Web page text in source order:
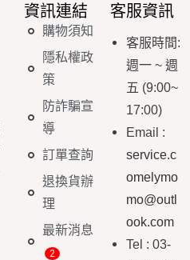
資訊連結
購物須知
隱私權政
策
防詐騙宣
導
訂單查詢
退換貨辦
理
最新消息
客服資訊
客服時間:
週一 ~ 週
五 (9:00~
17:00)
Email :
service.c
omelymo
mo@outl
ook.com
Tel : 03-